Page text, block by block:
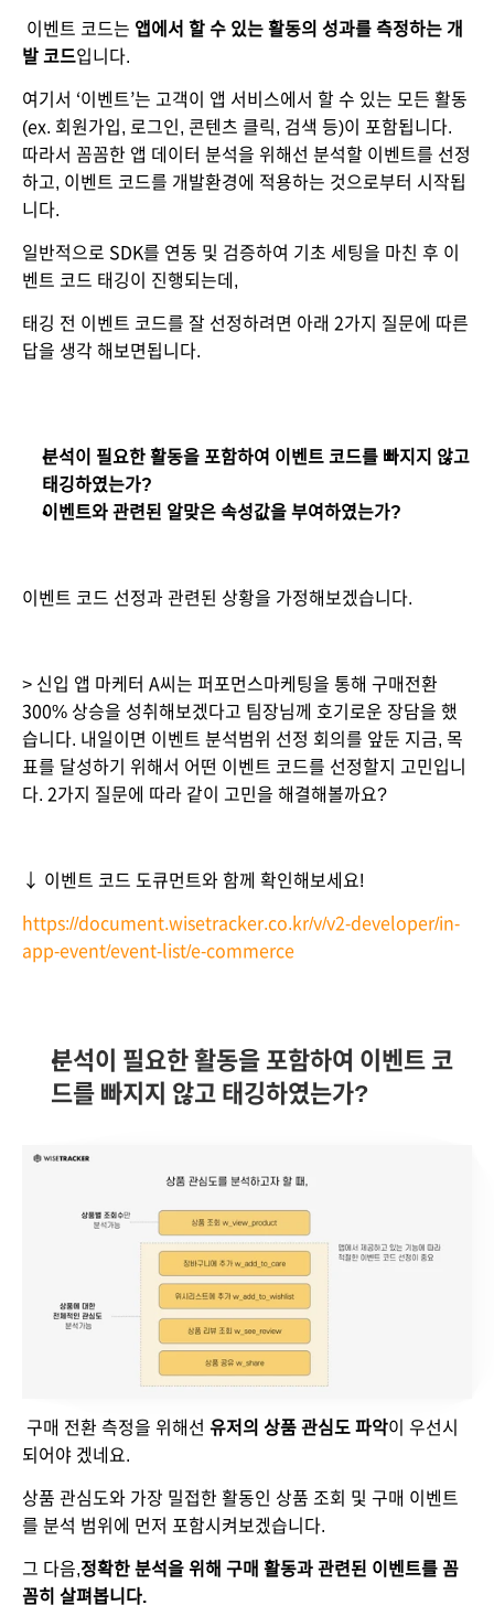
​이벤트 코드는 앱에서 할 수 있는 활동의 성과를 측정하는 개
발 코드입니다.
여기서 ‘이벤트’는 고객이 앱 서비스에서 할 수 있는 모든 활동
(ex. 회원가입, 로그인, 콘텐츠 클릭, 검색 등)이 포함됩니다.
따라서 꼼꼼한 앱 데이터 분석을 위해선 분석할 이벤트를 선정
하고, 이벤트 코드를 개발환경에 적용하는 것으로부터 시작됩
니다.
일반적으로 SDK를 연동 및 검증하여 기초 세팅을 마친 후 이
벤트 코드 태깅이 진행되는데,
태깅 전 이벤트 코드를 잘 선정하려면 아래 2가지 질문에 따른
답을 생각 해보면됩니다.
분석이 필요한 활동을 포함하여 이벤트 코드를 빠지지 않고
태깅하였는가?
이벤트와 관련된 알맞은 속성값을 부여하였는가?
이벤트 코드 선정과 관련된 상황을 가정해보겠습니다.
> 신입 앱 마케터 A씨는 퍼포먼스마케팅을 통해 구매전환
300% 상승을 성취해보겠다고 팀장님께 호기로운 장담을 했
습니다. 내일이면 이벤트 분석범위 선정 회의를 앞둔 지금, 목
표를 달성하기 위해서 어떤 이벤트 코드를 선정할지 고민입니
다. 2가지 질문에 따라 같이 고민을 해결해볼까요?
↓ 이벤트 코드 도큐먼트와 함께 확인해보세요!
https://document.wisetracker.co.kr/v/v2-developer/in-
app-event/event-list/e-commerce
분석이 필요한 활동을 포함하여 이벤트 코
드를 빠지지 않고 태깅하였는가?
구매 전환 측정을 위해선 유저의 상품 관심도 파악이 우선시
되어야 겠네요.
상품 관심도와 가장 밀접한 활동인 상품 조회 및 구매 이벤트
를 분석 범위에 먼저 포함시켜보겠습니다.
그 다음, 정확한 분석을 위해 구매 활동과 관련된 이벤트를 꼼
꼼히 살펴봅니다.